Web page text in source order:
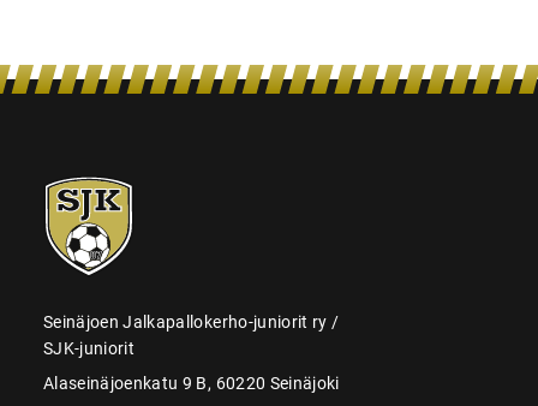
SJK-
juniorit
Seinäjoen Jalkapallokerho-juniorit ry /
SJK-juniorit
Alaseinäjoenkatu 9 B, 60220 Seinäjoki